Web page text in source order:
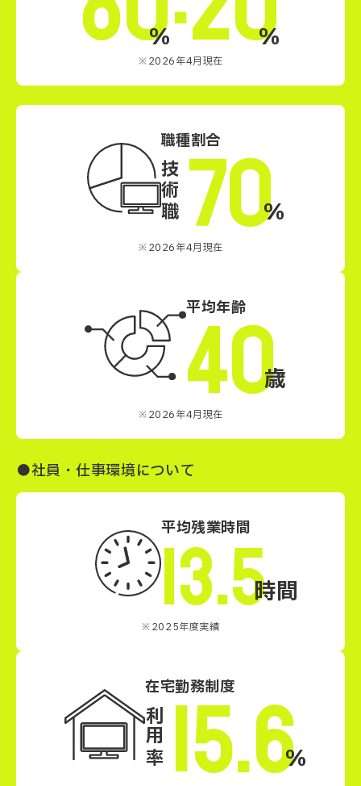
% %
※2026年4月現在
職種割合
技術職70%
※2026年4月現在
平均年齢
40歳
※2026年4月現在
●社員・仕事環境について
平均残業時間
13.5時間
※2025年度実績
在宅勤務制度
利用率 15.6%